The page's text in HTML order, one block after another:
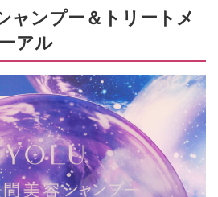
ャンプー＆トリートメ
アル